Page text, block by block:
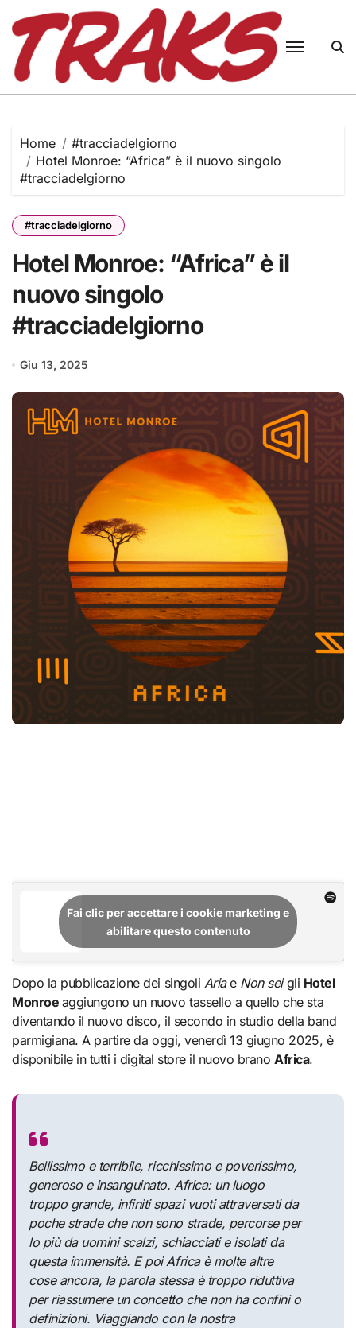
content
Home
#tracciadelgiorno
Hotel Monroe: “Africa” è il nuovo singolo
#tracciadelgiorno
#tracciadelgiorno
Hotel Monroe: “Africa” è il
nuovo singolo
#tracciadelgiorno
Giu 13, 2025
Fai clic per accettare i cookie marketing e
abilitare questo contenuto
Dopo la pubblicazione dei singoli Ariae Non seigli Hotel
Monroe aggiungono un nuovo tassello a quello che sta
diventando il nuovo disco, il secondo in studio della band
parmigiana. A partire da oggi, venerdì 13 giugno 2025, è
disponibile in tutti i digital store il nuovo branoAfrica.
Bellissimo e terribile, ricchissimo e poverissimo,
generoso e insanguinato. Africa: un luogo
troppo grande, infiniti spazi vuoti attraversati da
poche strade che non sono strade, percorse per
lo più da uomini scalzi, schiacciati e isolati da
questa immensità. E poi Africa è molte altre
cose ancora, la parola stessa è troppo riduttiva
per riassumere un concetto che non ha confini o
definizioni. Viaggiando con la nostra